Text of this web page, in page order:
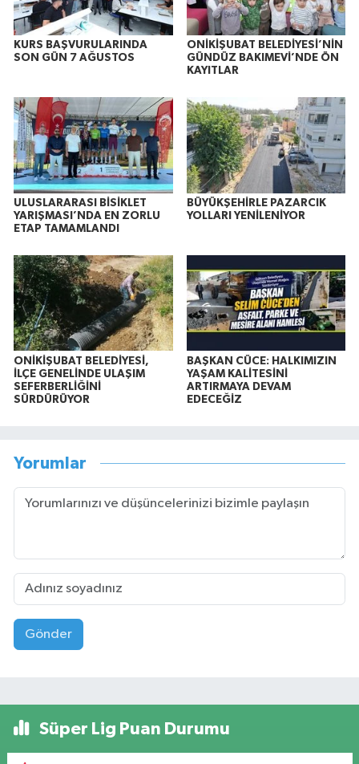
KURS BAŞVURULARINDA
SON GÜN 7 AĞUSTOS
ONİKİŞUBAT BELEDİYESİ’NİN
GÜNDÜZ BAKIMEVİ’NDE ÖN
KAYITLAR
ULUSLARARASI BİSİKLET
YARIŞMASI’NDA EN ZORLU
ETAP TAMAMLANDI
BÜYÜKŞEHİRLE PAZARCIK
YOLLARI YENİLENİYOR
ONİKİŞUBAT BELEDİYESİ,
İLÇE GENELİNDE ULAŞIM
SEFERBERLİĞİNİ
SÜRDÜRÜYOR
BAŞKAN CÜCE: HALKIMIZIN
YAŞAM KALİTESİNİ
ARTIRMAYA DEVAM
EDECEĞİZ
Yorumlar
Gönder
Süper Lig Puan Durumu